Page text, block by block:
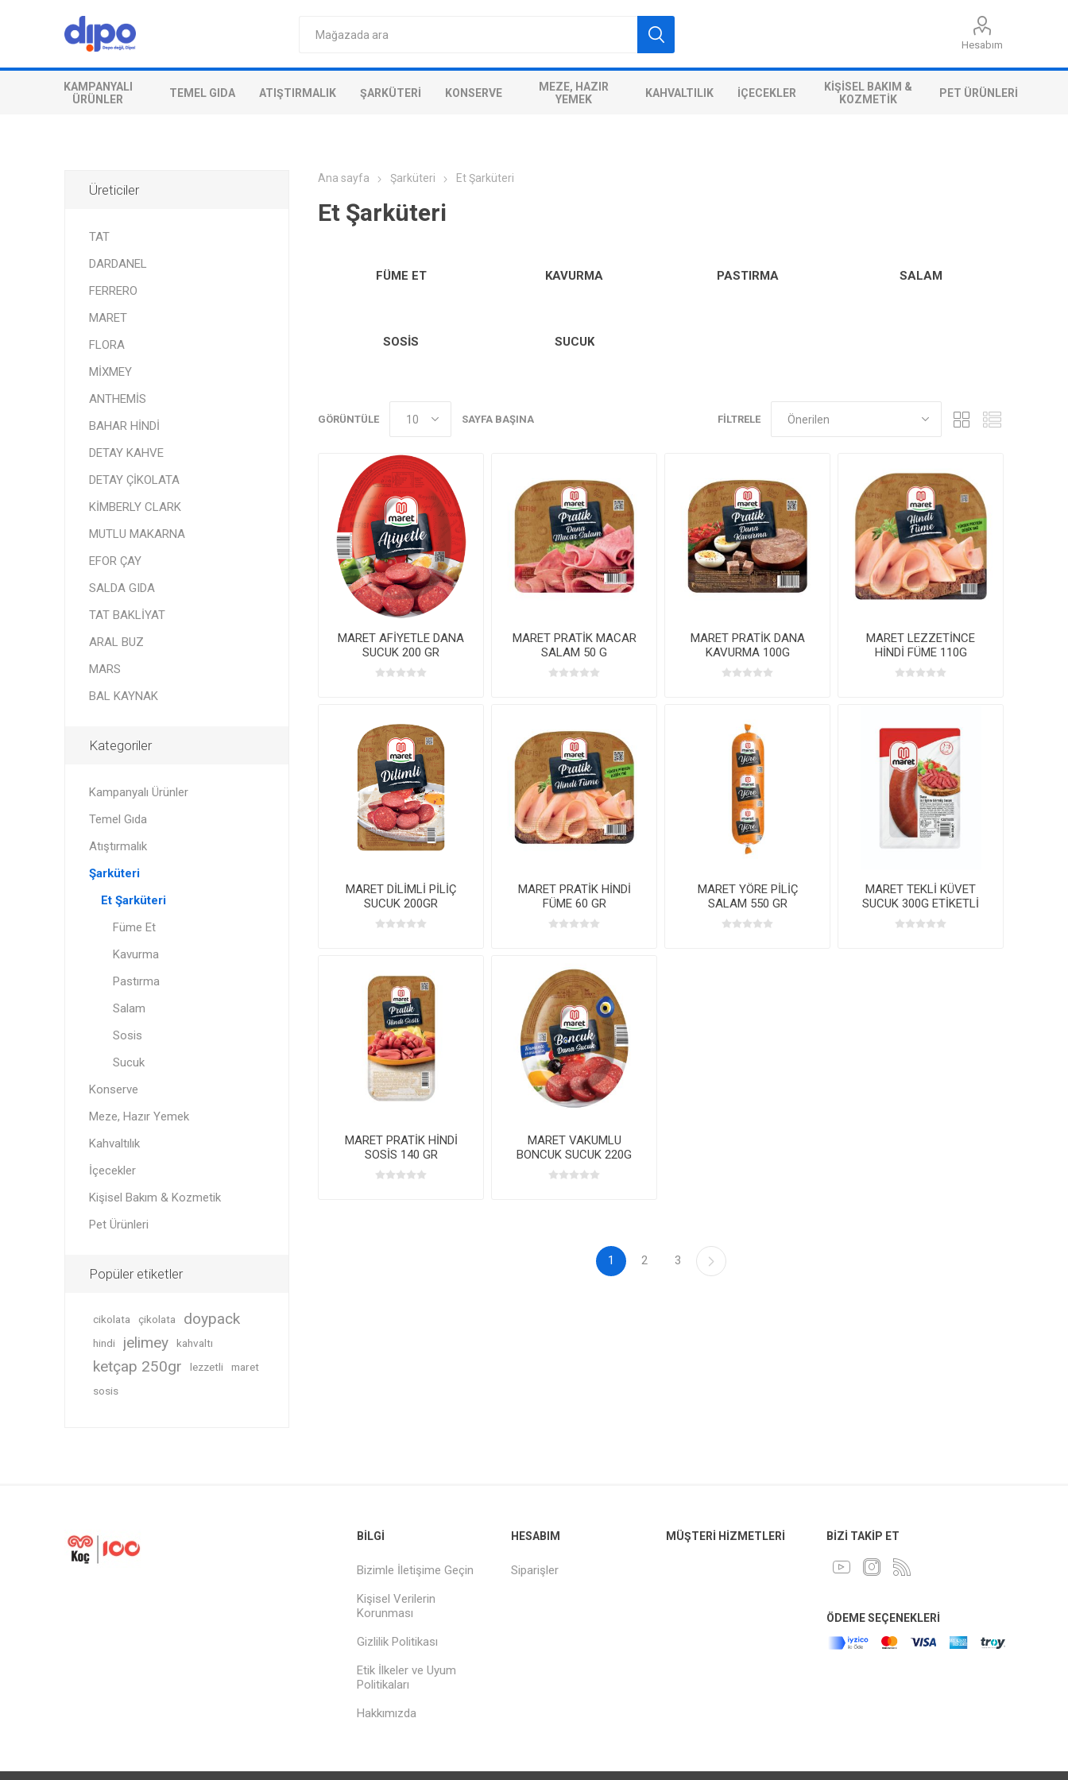
Hesabım
KAMPANYALI
ÜRÜNLER
TEMEL GIDA ATIŞTIRMALIK ŞARKÜTERI KONSERVE
MEZE, HAZIR
YEMEK
KAHVALTILIK İÇECEKLER
KIŞISEL BAKIM &
KOZMETIK
PET ÜRÜNLERI
Ana sayfa Şarküteri Et Şarküteri
Et Şarküteri
FÜME ET KAVURMA PASTIRMA SALAM
SOSIS SUCUK
FILTRELE
GÖRÜNTÜLE SAYFA BAŞINA
MARET AFİYETLE DANA
SUCUK 200 GR
MARET PRATİK MACAR
SALAM 50 G
MARET PRATİK DANA
KAVURMA 100G
MARET LEZZETİNCE
HİNDİ FÜME 110G
MARET DİLİMLİ PİLİÇ
SUCUK 200GR
MARET PRATİK HİNDİ
FÜME 60 GR
MARET YÖRE PİLİÇ
SALAM 550 GR
MARET TEKLİ KÜVET
SUCUK 300G ETİKETLİ
MARET PRATİK HİNDİ
SOSİS 140 GR
MARET VAKUMLU
BONCUK SUCUK 220G
1 2 3
Üreticiler
TAT
DARDANEL
FERRERO
MARET
FLORA
MİXMEY
ANTHEMİS
BAHAR HİNDİ
DETAY KAHVE
DETAY ÇİKOLATA
KİMBERLY CLARK
MUTLU MAKARNA
EFOR ÇAY
SALDA GIDA
TAT BAKLİYAT
ARAL BUZ
MARS
BAL KAYNAK
Kategoriler
Kampanyalı Ürünler
Temel Gıda
Atıştırmalık
Şarküteri
Et Şarküteri
Füme Et
Kavurma
Pastırma
Salam
Sosis
Sucuk
Konserve
Meze, Hazır Yemek
Kahvaltılık
İçecekler
Kişisel Bakım & Kozmetik
Pet Ürünleri
Popüler etiketler
cikolata çikolata doypack
hindi jelimey kahvaltı
ketçap 250gr lezzetli
maret
sosis
BILGI
Bizimle İletişime Geçin
Kişisel Verilerin
Korunması
Gizlilik Politikası
Etik İlkeler ve Uyum
Politikaları
Hakkımızda
HESABIM
Siparişler
MÜŞTERI HIZMETLERI BIZI TAKIP ET
ÖDEME SEÇENEKLERI